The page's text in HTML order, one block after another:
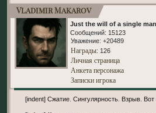
Vladimir Makarov
Just the will of a single man
Сообщений: 15123
Уважение: +20489
Награды: 126
Личная страница
Анкета персонажа
Записки игрока
[indent] Сжатие. Сингулярность. Взрыв.